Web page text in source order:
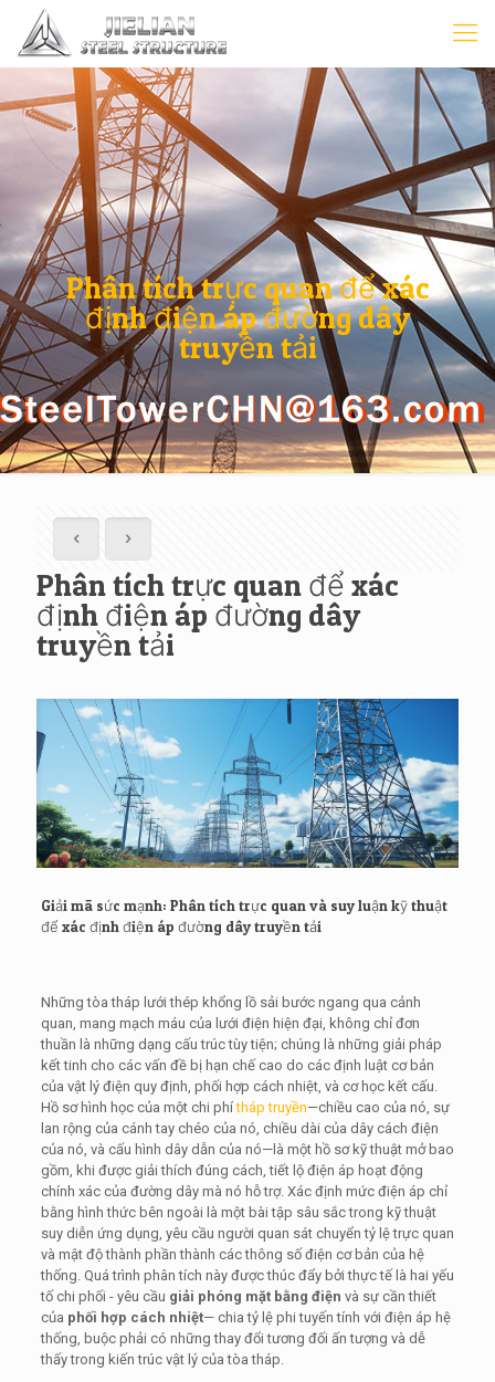
Phân tích trực quan để xác
định điện áp đường dây
truyền tải
Phân tích trực quan để xác
định điện áp đường dây
truyền tải
Giải mã sức mạnh: Phân tích trực quan và suy luận kỹ thuật
để xác định điện áp đường dây truyền tải
Những tòa tháp lưới thép khổng lồ sải bước ngang qua cảnh
quan, mang mạch máu của lưới điện hiện đại, không chỉ đơn
thuần là những dạng cấu trúc tùy tiện; chúng là những giải pháp
kết tinh cho các vấn đề bị hạn chế cao do các định luật cơ bản
của vật lý điện quy định, phối hợp cách nhiệt, và cơ học kết cấu.
Hồ sơ hình học của một chi phítháp truyền—chiều cao của nó, sự
lan rộng của cánh tay chéo của nó, chiều dài của dây cách điện
của nó, và cấu hình dây dẫn của nó—là một hồ sơ kỹ thuật mở bao
gồm, khi được giải thích đúng cách, tiết lộ điện áp hoạt động
chính xác của đường dây mà nó hỗ trợ. Xác định mức điện áp chỉ
bằng hình thức bên ngoài là một bài tập sâu sắc trong kỹ thuật
suy diễn ứng dụng, yêu cầu người quan sát chuyển tỷ lệ trực quan
và mật độ thành phần thành các thông số điện cơ bản của hệ
thống. Quá trình phân tích này được thúc đẩy bởi thực tế là hai yếu
tố chi phối - yêu cầu giải phóng mặt bằng điện và sự cần thiết
của phối hợp cách nhiệt— chia tỷ lệ phi tuyến tính với điện áp hệ
thống, buộc phải có những thay đổi tương đối ấn tượng và dễ
thấy trong kiến ​​trúc vật lý của tòa tháp.